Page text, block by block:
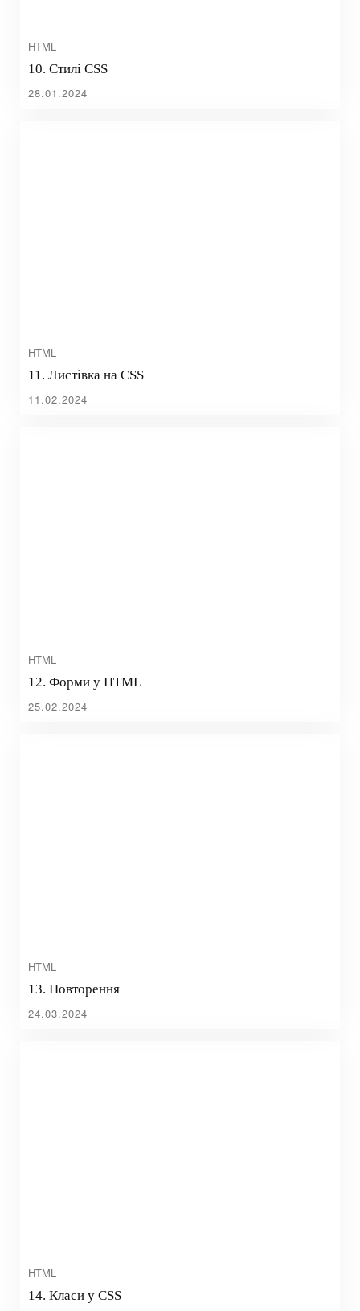
HTML
10. Стилі CSS
28.01.2024
HTML
11. Листівка на CSS
11.02.2024
HTML
12. Форми у HTML
25.02.2024
HTML
13. Повторення
24.03.2024
HTML
14. Класи у CSS